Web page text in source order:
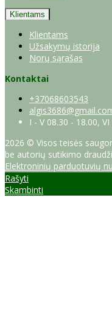
Klientams
Klientams
Užsakymų istorija
Norų sąrašas
Kontaktai
+37068603543
I - V 08.30 - 18.00,
2026 © Visos teisės
be autorių sutikimo
Elektroninių parduotuvių
Rašyti
Skambinti